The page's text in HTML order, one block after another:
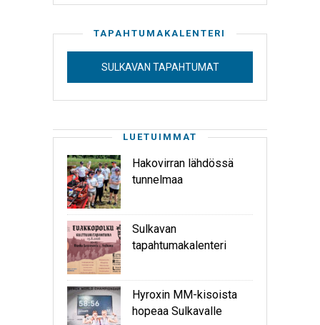
TAPAHTUMAKALENTERI
SULKAVAN TAPAHTUMAT
LUETUIMMAT
Hakovirran lähdössä
tunnelmaa
Sulkavan
tapahtumakalenteri
Hyroxin MM-kisoista
hopeaa Sulkavalle